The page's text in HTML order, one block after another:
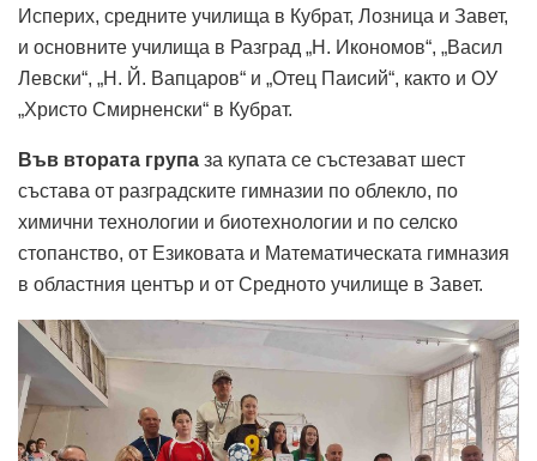
Исперих, средните училища в Кубрат, Лозница и Завет,
и основните училища в Разград „Н. Икономов“, „Васил
Левски“, „Н. Й. Вапцаров“ и „Отец Паисий“, както и ОУ
„Христо Смирненски“ в Кубрат.
Във втората група за купата се състезават шест
състава от разградските гимназии по облекло, по
химични технологии и биотехнологии и по селско
стопанство, от Езиковата и Математическата гимназия
в областния център и от Средното училище в Завет.